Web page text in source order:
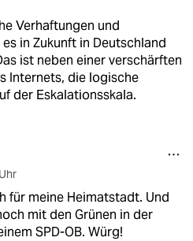
Verhaftungen und
in Zukunft in Deutschland
ist neben einer verschärften
Internets, die logische
der Eskalationsskala.
für meine Heimatstadt. Und
mit den Grünen in der
SPD-OB. Würg!